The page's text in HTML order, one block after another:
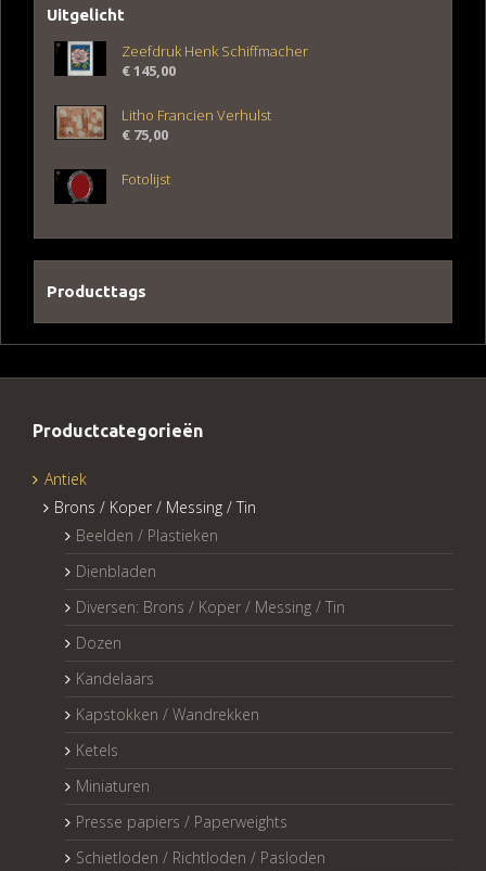
Uitgelicht
Zeefdruk Henk Schiffmacher
€145,00
Litho Francien Verhulst
€ 75,00
Fotolijst
Producttags
Productcategorieën
Antiek
Brons / Koper / Messing / Tin
Beelden / Plastieken
Dienbladen
Diversen: Brons / Koper / Messing / Tin
Dozen
Kandelaars
Kapstokken / Wandrekken
Ketels
Miniaturen
Presse papiers / Paperweights
Schietloden / Richtloden / Pasloden